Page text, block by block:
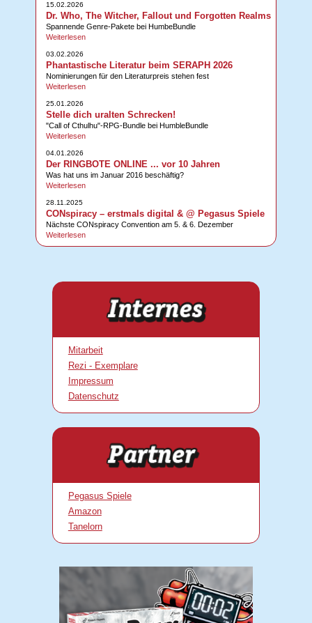
15.02.2026
Dr. Who, The Witcher, Fallout und Forgotten Realms
Spannende Genre-Pakete bei HumbeBundle
Weiterlesen
03.02.2026
Phantastische Literatur beim SERAPH 2026
Nominierungen für den Literaturpreis stehen fest
Weiterlesen
25.01.2026
Stelle dich uralten Schrecken!
"Call of Cthulhu"-RPG-Bundle bei HumbleBundle
Weiterlesen
04.01.2026
Der RINGBOTE ONLINE ... vor 10 Jahren
Was hat uns im Januar 2016 beschäftig?
Weiterlesen
28.11.2025
CONspiracy – erstmals digital & @ Pegasus Spiele
Nächste CONspiracy Convention am 5. & 6. Dezember
Weiterlesen
Mitarbeit
Rezi - Exemplare
Impressum
Datenschutz
Pegasus Spiele
Amazon
Tanelorn